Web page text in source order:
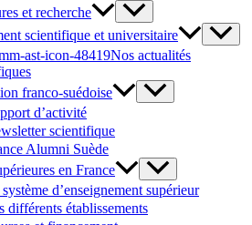
et recherche
scientifique et universitaire
Nos actualités
franco-suédoise
d’activité
scientifique
Alumni Suède
en France
d’enseignement supérieur
différents établissements